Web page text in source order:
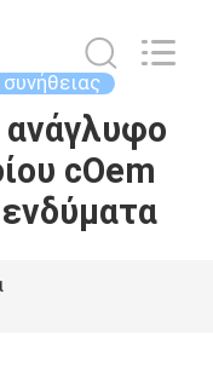
cOem
ενδύματα